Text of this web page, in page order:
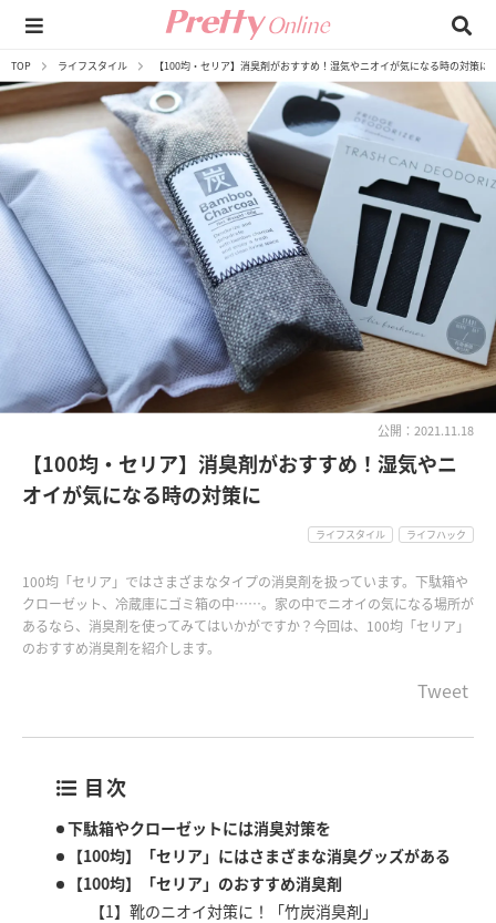
TOP ライフスタイル 【100均・セリア】消臭剤がおすすめ！湿気やニオイが気になる時の対策に
公開：2021.11.18
【100均・セリア】消臭剤がおすすめ！湿気やニ
オイが気になる時の対策に
ライフスタイル ライフハック
100均「セリア」ではさまざまなタイプの消臭剤を扱っています。下駄箱や
クローゼット、冷蔵庫にゴミ箱の中……。家の中でニオイの気になる場所が
あるなら、消臭剤を使ってみてはいかがですか？今回は、100均「セリア」
のおすすめ消臭剤を紹介します。
Tweet
目次
下駄箱やクローゼットには消臭対策を
【100均】「セリア」にはさまざまな消臭グッズがある
【100均】「セリア」のおすすめ消臭剤
【1】靴のニオイ対策に！「竹炭消臭剤」